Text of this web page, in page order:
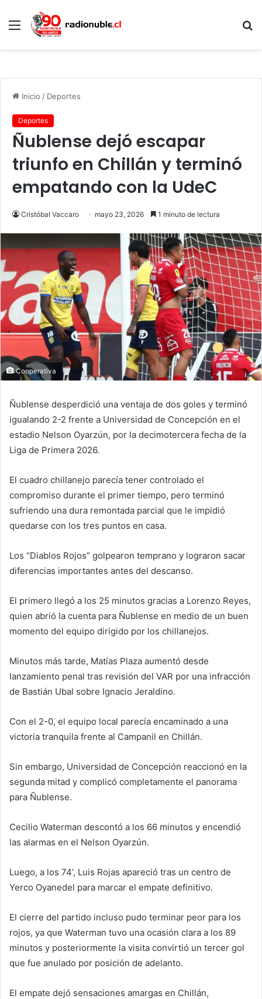
Menú
Inicio / Deportes
Deportes
Ñublense dejó escapar
triunfo en Chillán y terminó
empatando con la UdeC
Cristóbal Vaccaro mayo 23, 2026 1 minuto de lectura
Cooperativa
Ñublense desperdició una ventaja de dos goles y terminó
igualando 2-2 frente a Universidad de Concepción en el
estadio Nelson Oyarzún, por la decimotercera fecha de la
Liga de Primera 2026.
El cuadro chillanejo parecía tener controlado el
compromiso durante el primer tiempo, pero terminó
sufriendo una dura remontada parcial que le impidió
quedarse con los tres puntos en casa.
Los “Diablos Rojos” golpearon temprano y lograron sacar
diferencias importantes antes del descanso.
El primero llegó a los 25 minutos gracias a Lorenzo Reyes,
quien abrió la cuenta para Ñublense en medio de un buen
momento del equipo dirigido por los chillanejos.
Minutos más tarde, Matías Plaza aumentó desde
lanzamiento penal tras revisión del VAR por una infracción
de Bastián Ubal sobre Ignacio Jeraldino.
Con el 2-0, el equipo local parecía encaminado a una
victoria tranquila frente al Campanil en Chillán.
Sin embargo, Universidad de Concepción reaccionó en la
segunda mitad y complicó completamente el panorama
para Ñublense.
Cecilio Waterman descontó a los 66 minutos y encendió
las alarmas en el Nelson Oyarzún.
Luego, a los 74’, Luis Rojas apareció tras un centro de
Yerco Oyanedel para marcar el empate definitivo.
El cierre del partido incluso pudo terminar peor para los
rojos, ya que Waterman tuvo una ocasión clara a los 89
minutos y posteriormente la visita convirtió un tercer gol
que fue anulado por posición de adelanto.
El empate dejó sensaciones amargas en Chillán,